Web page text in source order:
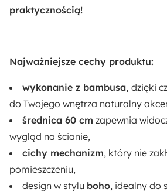
Promocje sezonowe:
Prezent
Długość:
15.2 cm
Rodzaj:
Wiszący
praktycznością!
Najważniejsze cechy produktu:
wykonanie z bambusa, dzięki
do Twojego wnętrza naturalny
średnica 60 cm zapewnia
wygląd na ścianie,
cichy mechanizm, który nie
pomieszczeniu,
design w stylu boho, idealny do